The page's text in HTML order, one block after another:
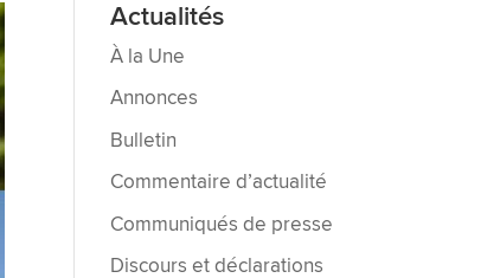
Actualités
À la Une
Annonces
Bulletin
Commentaire d’actualité
Communiqués de presse
Discours et déclarations